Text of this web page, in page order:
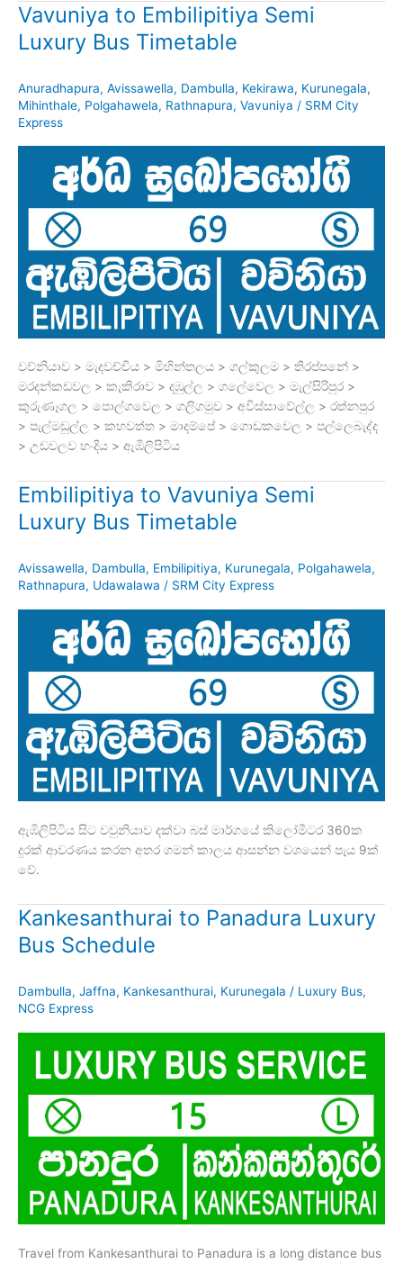
Vavuniya to Embilipitiya Semi
Luxury Bus Timetable
Anuradhapura, Avissawella, Dambulla, Kekirawa, Kurunegala,
Mihinthale, Polgahawela, Rathnapura, Vavuniya / SRM City
Express
වව්නියාව > මැදවච්චිය > මිහින්තලය > ගල්කුලම > තිරප්පනේ >
මරදන්කඩවල > කැකිරාව > දඹුල්ල > ගලේවෙල > මැල්සිරිපුර >
කුරුණෑගල > පොල්ගවෙල > ගලිගමුව > අවිස්සාවේල්ල > රත්නපුර
> පැල්මඩුල්ල > කහවත්ත > මාදම්පේ > ගොඩකවෙල > පල්ලෙබැද්ද
> උඩවලව හංදිය > ඇඹිලිපිටිය
Embilipitiya to Vavuniya Semi
Luxury Bus Timetable
Avissawella, Dambulla, Embilipitiya, Kurunegala, Polgahawela,
Rathnapura, Udawalawa / SRM City Express
ඇඹිලිපිටිය සිට වවුනියාව දක්වා බස් මාර්ගයේ කිලෝමීටර 360ක
දුරක් ආවරණය කරන අතර ගමන් කාලය ආසන්න වශයෙන් පැය 9ක්
වේ.
Kankesanthurai to Panadura Luxury
Bus Schedule
Dambulla, Jaffna, Kankesanthurai, Kurunegala / Luxury Bus,
NCG Express
Travel from Kankesanthurai to Panadura is a long distance bus